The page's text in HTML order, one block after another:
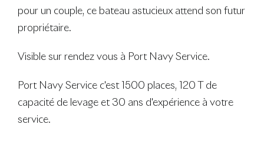
pour un couple, ce bateau astucieux attend son futur
propriétaire.
Visible sur rendez vous à Port Navy Service.
Port Navy Service c'est 1500 places, 120 T de
capacité de levage et 30 ans d'expérience à votre
service.